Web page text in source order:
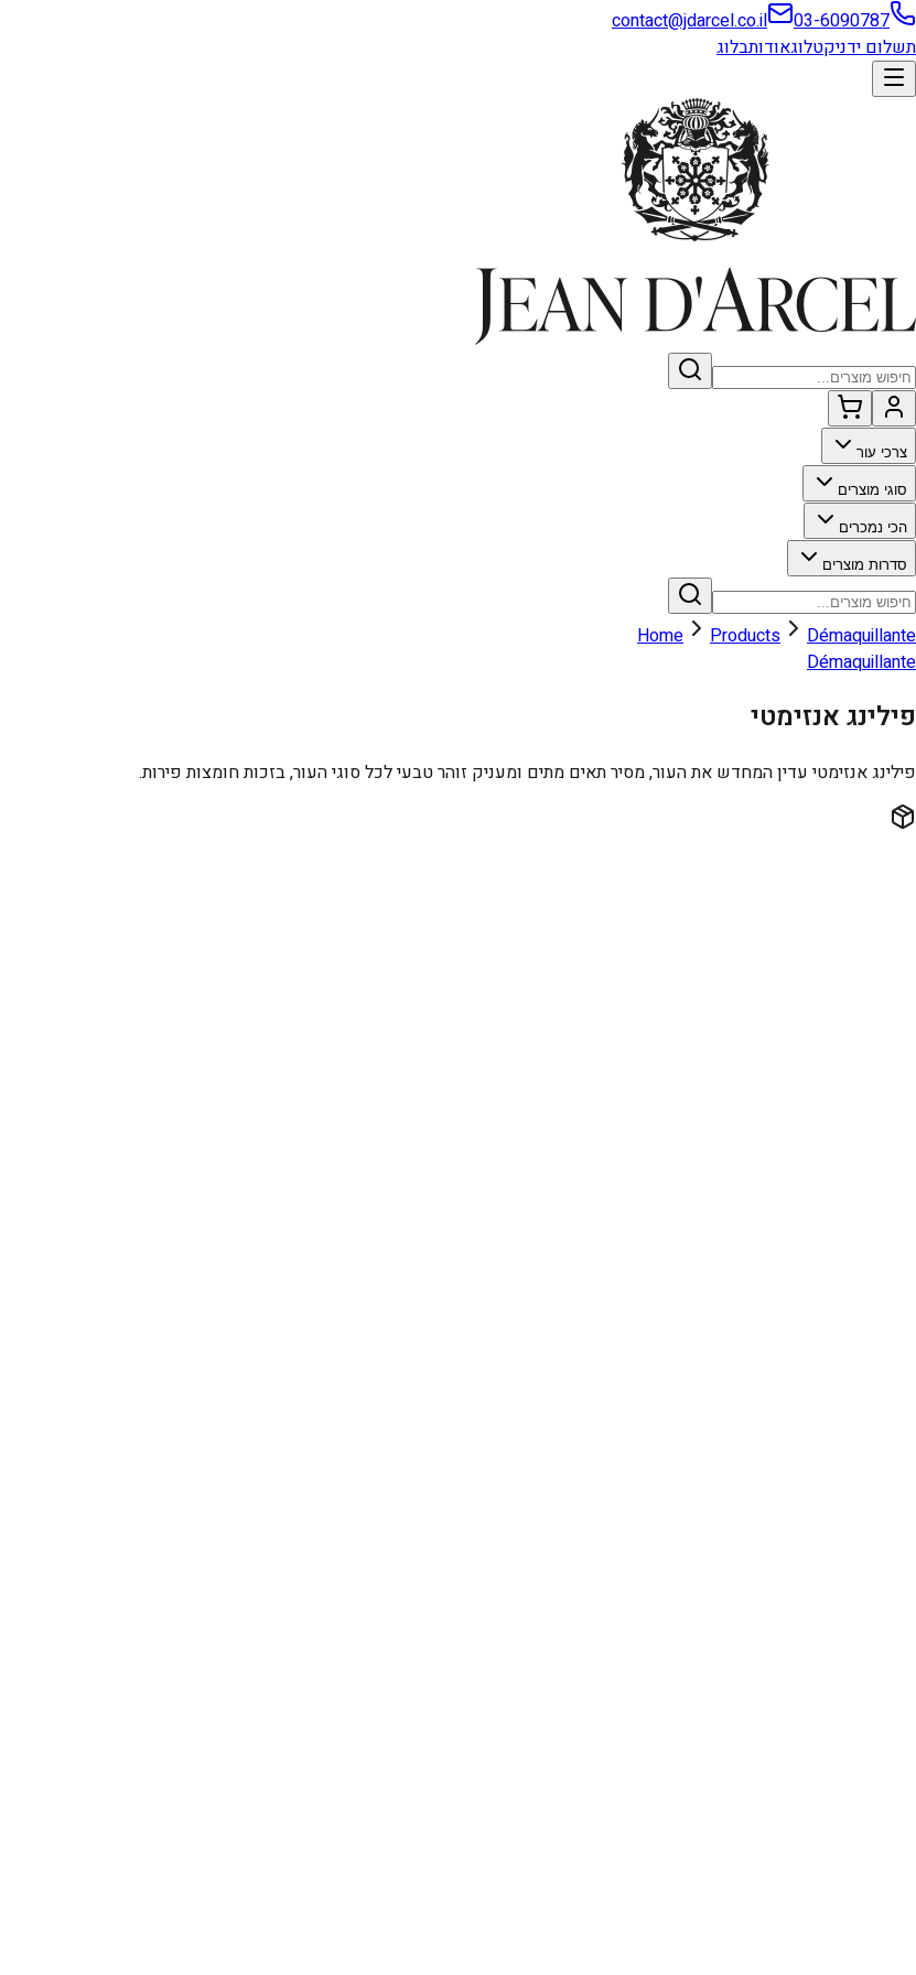
03-6090787
contact@jdarcel.co.il
תשלום ידניקטלוגאודותבלוג
צרכי עור
סוגי מוצרים
הכי נמכרים
סדרות מוצרים
Home Products
Démaquillante
Démaquillante
פילינג אנזימטי
פילינג אנזימטי עדין המחדש את העור, מסיר תאים מתים ומעניק זוהר טבעי לכל סוגי העור, בזכות חומצות פירות.